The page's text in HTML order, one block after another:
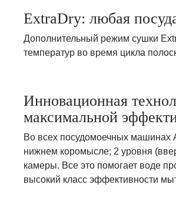
ExtraDry: любая
Дополнительный режим сушки
температур во время цикла
Инновационная
максимальной
Во всех посудомоечных машинах
нижнем коромысле; 2 уровня
камеры. Все это помогает воде
высокий класс эффективности